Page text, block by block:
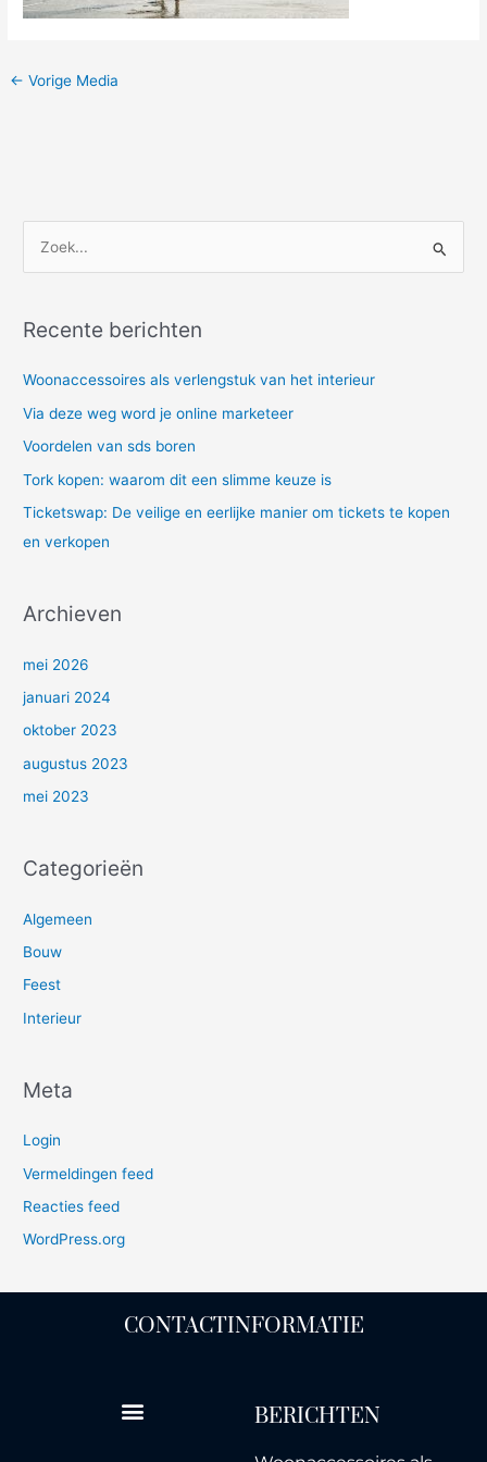
← Vorige Media
k
r
:
Recente berichten
Woonaccessoires als verlengstuk van het interieur
Via deze weg word je online marketeer
Voordelen van sds boren
Tork kopen: waarom dit een slimme keuze is
Ticketswap: De veilige en eerlijke manier om tickets te kopen
en verkopen
Archieven
mei 2026
januari 2024
oktober 2023
augustus 2023
mei 2023
Categorieën
Algemeen
Bouw
Feest
Interieur
Meta
Login
Vermeldingen feed
Reacties feed
WordPress.org
CONTACTINFORMATIE
BERICHTEN